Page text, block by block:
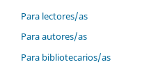
Para lectores/as
Para autores/as
Para bibliotecarios/as